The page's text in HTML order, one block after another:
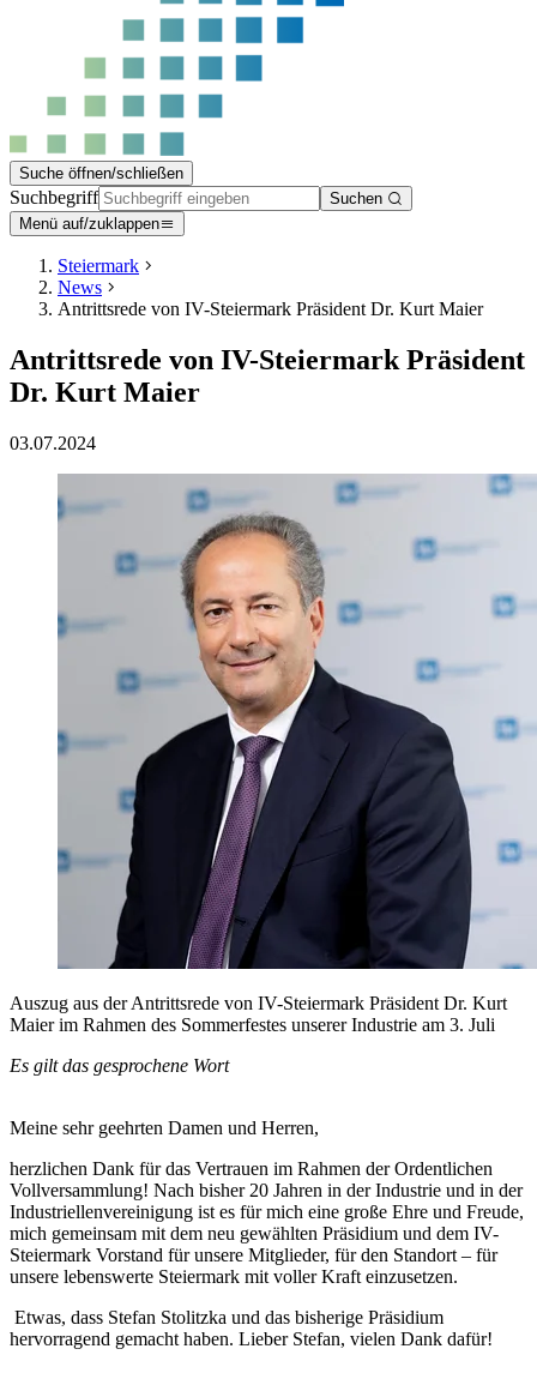
Suche öffnen/schließen
Suchbegriff
Suchen
Menü auf/zuklappen
Steiermark
News
Antrittsrede von IV-Steiermark Präsident Dr. Kurt Maier
Antrittsrede von IV-Steiermark Präsident
Dr. Kurt Maier
03.07.2024
Auszug aus der Antrittsrede von IV-Steiermark Präsident Dr. Kurt
Maier im Rahmen des Sommerfestes unserer Industrie am 3. Juli
Es gilt das gesprochene Wort
Meine sehr geehrten Damen und Herren,
herzlichen Dank für das Vertrauen im Rahmen der Ordentlichen
Vollversammlung! Nach bisher 20 Jahren in der Industrie und in der
Industriellenvereinigung ist es für mich eine große Ehre und Freude,
mich gemeinsam mit dem neu gewählten Präsidium und dem IV-
Steiermark Vorstand für unsere Mitglieder, für den Standort – für
unsere lebenswerte Steiermark mit voller Kraft einzusetzen.
Etwas, dass Stefan Stolitzka und das bisherige Präsidium
hervorragend gemacht haben. Lieber Stefan, vielen Dank dafür!